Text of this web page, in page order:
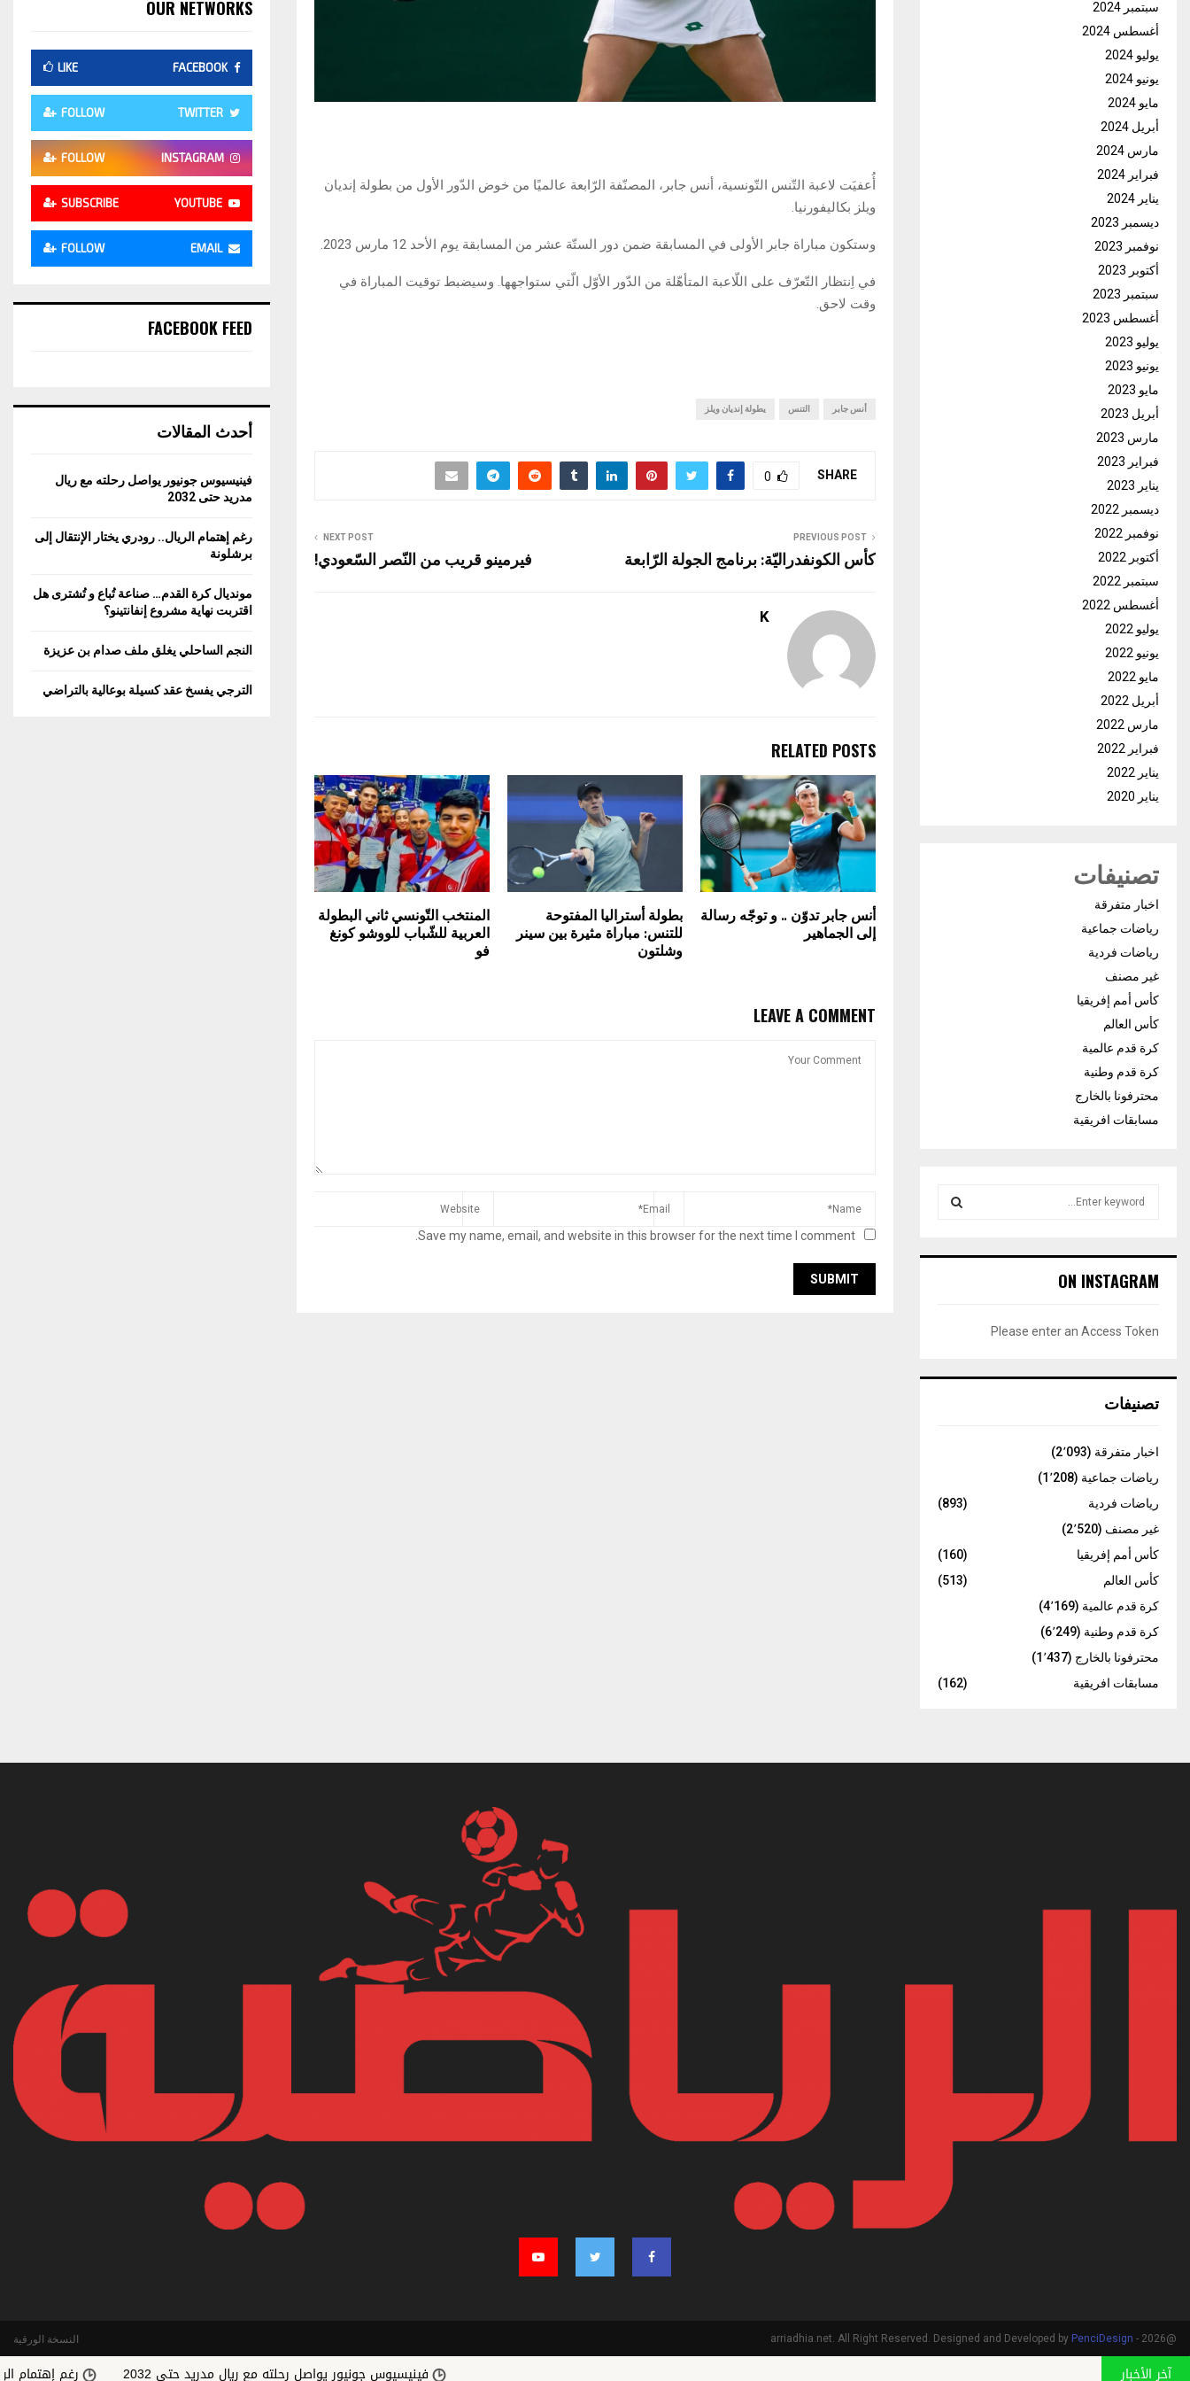
أُعفيَت لاعبة التّنس التّونسية، أنس جابر، المصنّفة الرّابعة عالميًا من خوض الدّور الأول من بطولة إنديان
ويلز بكاليفورنيا.
وستكون مباراة جابر الأولى في المسابقة ضمن دور الستّة عشر من المسابقة يوم الأحد 12 مارس 2023.
في اِنتظار التّعرّف على اللّاعبة المتأهّلة من الدّور الأوّل الّتي ستواجهها. وسيضبط توقيت المباراة في
وقت لاحق.
أنس جابر التنس يطولة إنديان ويلز
SHARE
0
PREVIOUS POST
كأس الكونفدراليّة: برنامج الجولة الرّابعة
NEXT POST
فيرمينو قريب من النّصر السّعودي!
K
RELATED POSTS
أنس جابر تدوّن .. و توجّه رسالة
إلى الجماهير
بطولة أستراليا المفتوحة
للتنس: مباراة مثيرة بين سينر
وشلتون
المنتخب التّونسي ثاني البطولة
العربية للشّباب للووشو كونغ
فو
LEAVE A COMMENT
Save my name, email, and website in this browser for the next time I comment.
سبتمبر 2024
أغسطس 2024
يوليو 2024
يونيو 2024
مايو 2024
أبريل 2024
مارس 2024
فبراير 2024
يناير 2024
ديسمبر 2023
نوفمبر 2023
أكتوبر 2023
سبتمبر 2023
أغسطس 2023
يوليو 2023
يونيو 2023
مايو 2023
أبريل 2023
مارس 2023
فبراير 2023
يناير 2023
ديسمبر 2022
نوفمبر 2022
أكتوبر 2022
سبتمبر 2022
أغسطس 2022
يوليو 2022
يونيو 2022
مايو 2022
أبريل 2022
مارس 2022
فبراير 2022
يناير 2022
يناير 2020
تصنيفات
اخبار متفرقة
رياضات جماعية
رياضات فردية
غير مصنف
كأس أمم إفريقيا
كأس العالم
كرة قدم عالمية
كرة قدم وطنية
محترفونا بالخارج
مسابقات افريقية
h
C
ON INSTAGRAM
Please enter an Access Token
تصنيفات
اخبار متفرقة (2٬093)
رياضات جماعية (1٬208)
رياضات فردية
(893)
غير مصنف (2٬520)
كأس أمم إفريقيا
(160)
كأس العالم
(513)
كرة قدم عالمية (4٬169)
كرة قدم وطنية (6٬249)
محترفونا بالخارج (1٬437)
مسابقات افريقية
(162)
OUR NETWORKS
FACEBOOK
LIKE
TWITTER
FOLLOW
INSTAGRAM
FOLLOW
YOUTUBE
SUBSCRIBE
EMAIL
FOLLOW
FACEBOOK FEED
أحدث المقالات
فينيسيوس جونيور يواصل رحلته مع ريال
مدريد حتى 2032
رغم إهتمام الريال.. رودري يختار الإنتقال إلى
برشلونة
مونديال كرة القدم… صناعة تُباع و تُشترى هل
اقتربت نهاية مشروع إنفانتينو؟
النجم الساحلي يغلق ملف صدام بن عزيزة
الترجي يفسخ عقد كسيلة بوعالية بالتراضي
@2026 - arriadhia.net. All Right Reserved. Designed and Developed by
PenciDesign النسخة الورقية
آخر الأخبار فينيسيوس جونيور يواصل رحلته مع ريال مدريد حتى 2032 رغم إهتمام الريال..